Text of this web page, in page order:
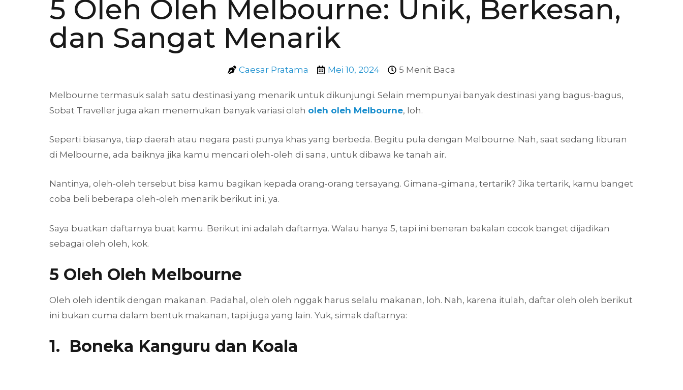
5 Oleh Oleh Melbourne: Unik, Berkesan,
dan Sangat Menarik
Caesar Pratama Mei 10, 2024 5 Menit Baca
Melbourne termasuk salah satu destinasi yang menarik untuk dikunjungi. Selain mempunyai banyak destinasi yang bagus-bagus,
Sobat Traveller juga akan menemukan banyak variasi oleh oleh oleh Melbourne, loh.
Seperti biasanya, tiap daerah atau negara pasti punya khas yang berbeda. Begitu pula dengan Melbourne. Nah, saat sedang liburan
di Melbourne, ada baiknya jika kamu mencari oleh-oleh di sana, untuk dibawa ke tanah air.
Nantinya, oleh-oleh tersebut bisa kamu bagikan kepada orang-orang tersayang. Gimana-gimana, tertarik? Jika tertarik, kamu banget
coba beli beberapa oleh-oleh menarik berikut ini, ya.
Saya buatkan daftarnya buat kamu. Berikut ini adalah daftarnya. Walau hanya 5, tapi ini beneran bakalan cocok banget dijadikan
sebagai oleh oleh, kok.
5 Oleh Oleh Melbourne
Oleh oleh identik dengan makanan. Padahal, oleh oleh nggak harus selalu makanan, loh. Nah, karena itulah, daftar oleh oleh berikut
ini bukan cuma dalam bentuk makanan, tapi juga yang lain. Yuk, simak daftarnya:
1. Boneka Kanguru dan Koala